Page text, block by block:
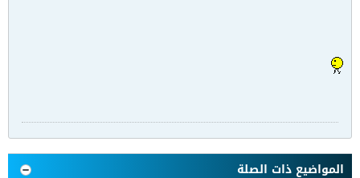
المواضيع ذات الصلة